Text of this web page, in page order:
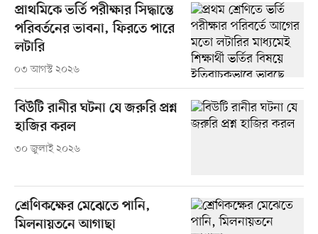
প্রাথমিকে ভর্তি পরীক্ষার সিদ্ধান্তে
পরিবর্তনের ভাবনা, ফিরতে পারে
লটারি
০৩ আগস্ট ২০২৬
বিউটি রানীর ঘটনা যে জরুরি প্রশ্ন
হাজির করল
৩০ জুলাই ২০২৬
শ্রেণিকক্ষের মেঝেতে পানি,
মিলনায়তনে আগাছা